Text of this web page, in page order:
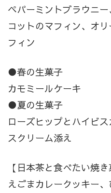
ペパーミントブラウニ
コットのマフィン、オ
フィン
●春の生菓子
カモミールケーキ
●夏の生菓子
ローズヒップとハイビ
スクリーム添え
【日本茶と食べたい焼き
えごまカレークッキー